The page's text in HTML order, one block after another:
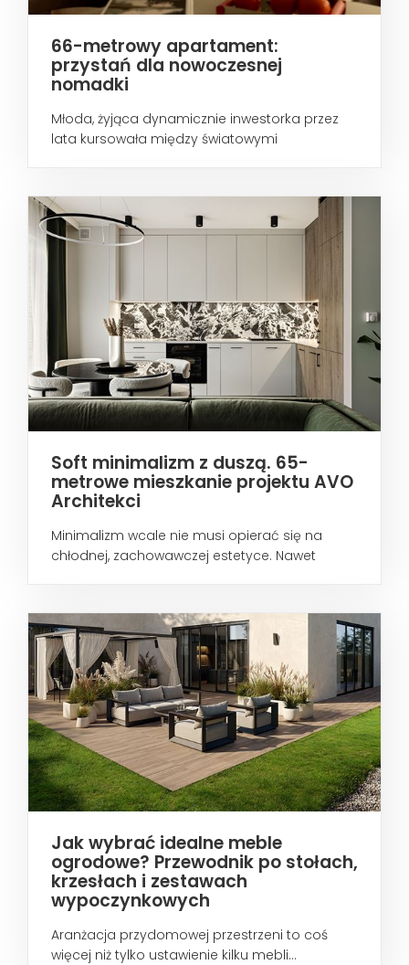
66-metrowy apartament:
przystań dla nowoczesnej
nomadki
Młoda, żyjąca dynamicznie inwestorka przez
lata kursowała między światowymi
Soft minimalizm z duszą. 65-
metrowe mieszkanie projektu AVO
Architekci
Minimalizm wcale nie musi opierać się na
chłodnej, zachowawczej estetyce. Nawet
Jak wybrać idealne meble
ogrodowe? Przewodnik po stołach,
krzesłach i zestawach
wypoczynkowych
Aranżacja przydomowej przestrzeni to coś
więcej niż tylko ustawienie kilku mebli...